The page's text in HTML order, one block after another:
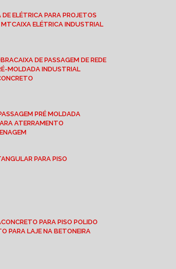
DE ELÉTRICA PARA PROJETOS
MT CAIXA ELÉTRICA INDUSTRIAL
CAIXA DE PASSAGEM DE REDE
MOLDADA INDUSTRIAL
PRÉ MOLDADA
ATERRAMENTO
PARA PISO
CONCRETO PARA PISO POLIDO
PARA LAJE NA BETONEIRA